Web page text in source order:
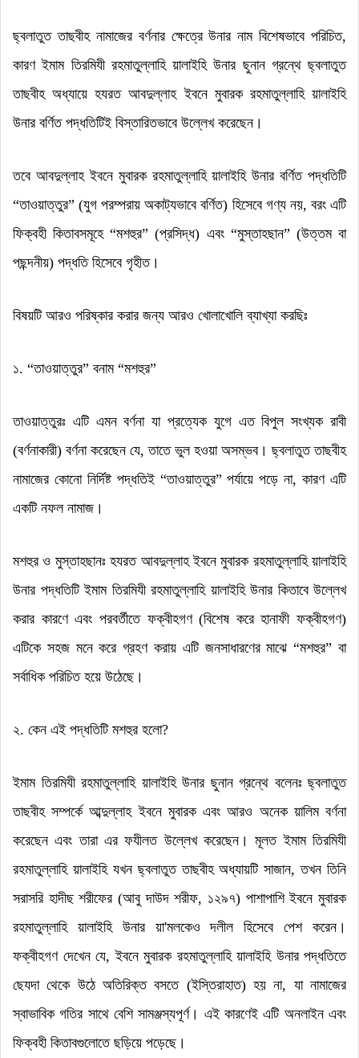
ছ্বলাতুত তাছবীহ নামাজের বর্ণনার ক্ষেত্রে উনার নাম বিশেষভাবে পরিচিত,
কারণ ইমাম তিরমিযী রহমাতুল্লাহি য়ালাইহি উনার ছুনান গ্রন্থে ছ্বলাতুত
তাছবীহ অধ্যায়ে হযরত আবদুল্লাহ ইবনে মুবারক রহমাতুল্লাহি য়ালাইহি
উনার বর্ণিত পদ্ধতিটিই বিস্তারিতভাবে উল্লেখ করেছেন ।
তবে আবদুল্লাহ ইবনে মুবারক রহমাতুল্লাহি য়ালাইহি উনার বর্ণিত পদ্ধতিটি
“তাওয়াত্তুর” (যুগ পরম্পরায় অকাট্যভাবে বর্ণিত) হিসেবে গণ্য নয়, বরং এটি
ফিক্বহী কিতাবসমূহে“মশহুর” (প্রসিদ্ধ) এবং “মুস্তাহছান” (উত্তম বা
পছন্দনীয়) পদ্ধতি হিসেবে গৃহীত।
বিষয়টি আরও পরিষ্কার করার জন্য আরও খোলাখোলি ব্যাখ্যা করছিঃ
১. “তাওয়াত্তুর” বনাম “মশহুর”
তাওয়াত্তুরঃ এটি এমন বর্ণনা যা প্রত্যেক যুগে এত বিপুল সংখ্যক রাবী
(বর্ণনাকারী) বর্ণনা করেছেন যে,তাতে ভুল হওয়া অসম্ভব।ছ্বলাতুত তাছবীহ
নামাজের কোনো নির্দিষ্ট পদ্ধতিই “তাওয়াত্তুর”পর্যায়ে পড়ে না,কারণ এটি
একটি নফল নামাজ ।
মশহুর ও মুস্তাহছানঃ হযরত আবদুল্লাহ ইবনে মুবারক রহমাতুল্লাহি য়ালাইহি
উনার পদ্ধতিটি ইমাম তিরমিযী রহমাতুল্লাহি য়ালাইহি উনার কিতাবে উল্লেখ
করার কারণে এবং পরবর্তীতে ফক্বীহগণ (বিশেষ করে হানাফী ফক্বীহগণ)
এটিকে সহজ মনে করে গ্রহণ করায় এটি জনসাধারণের মাঝে“মশহুর”বা
সর্বাধিক পরিচিত হয়ে উঠেছে।
২. কেন এই পদ্ধতিটি মশহুর হলো?
ইমাম তিরমিযী রহমাতুল্লাহি য়ালাইহি উনার ছুনান গ্রন্থে বলেনঃ ছ্বলাতুত
তাছবীহ সম্পর্কে আব্দুল্লাহ ইবনে মুবারক এবং আরও অনেক য়ালিম বর্ণনা
করেছেন এবং তারা এর ফযীলত উল্লেখ করেছেন ।মূলত ইমাম তিরমিযী
রহমাতুল্লাহি য়ালাইহি যখন ছ্বলাতুত তাছবীহ অধ্যায়টি সাজান,তখন তিনি
সরাসরি হাদীছ শরীফের (আবু দাউদ শরীফ, ১২৯৭) পাশাপাশি ইবনে মুবারক
রহমাতুল্লাহি য়ালাইহি উনার য়া'মলকেও দলীল হিসেবে পেশ করেন ।
ফক্বীহগণ দেখেন যে,ইবনে মুবারক রহমাতুল্লাহি য়ালাইহি উনার পদ্ধতিতে
ছেযদা থেকে উঠে অতিরিক্ত বসতে (ইস্তিরাহাত) হয় না, যা নামাজের
স্বাভাবিক গতির সাথে বেশি সামঞ্জস্যপূর্ণ। এই কারণেই এটি অনলাইন এবং
ফিক্বহী কিতাবগুলোতে ছড়িয়ে পড়েছে।